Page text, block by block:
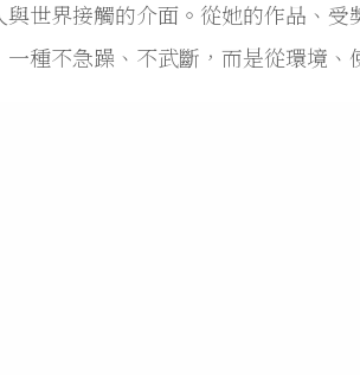
世界接觸的介面。從她的作品、
種不急躁、不武斷，而是從環境、